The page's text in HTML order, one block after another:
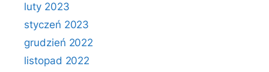
luty 2023
styczeń 2023
grudzień 2022
listopad 2022